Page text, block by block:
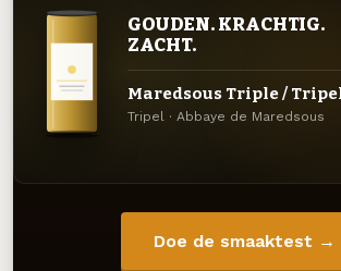
GOUDEN. KRACHTIG.
ZACHT.
Maredsous Triple /
Tripel · Abbaye de Maredsous
Doe de smaaktest →